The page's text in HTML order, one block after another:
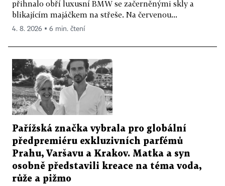
přihnalo obří luxusní BMW se začerněnými skly a
blikajícím majáčkem na střeše. Na červenou...
4. 8. 2026 ▪ 6 min. čtení
Pařížská značka vybrala pro globální
předpremiéru exkluzivních parfémů
Prahu, Varšavu a Krakov. Matka a syn
osobně představili kreace na téma voda,
růže a pižmo